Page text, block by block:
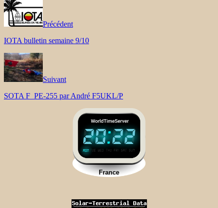
Précédent
IOTA bulletin semaine 9/10
Suivant
SOTA F_PE-255 par André F5UKL/P